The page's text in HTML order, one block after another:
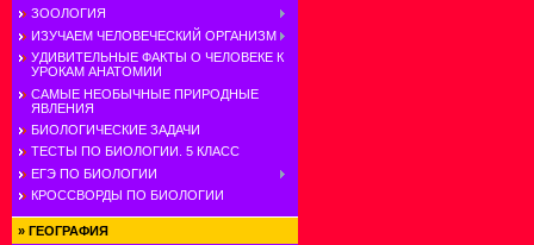
ЗООЛОГИЯ
ИЗУЧАЕМ ЧЕЛОВЕЧЕСКИЙ ОРГАНИЗМ
УДИВИТЕЛЬНЫЕ ФАКТЫ О ЧЕЛОВЕКЕ К
УРОКАМ АНАТОМИИ
САМЫЕ НЕОБЫЧНЫЕ ПРИРОДНЫЕ
ЯВЛЕНИЯ
БИОЛОГИЧЕСКИЕ ЗАДАЧИ
ТЕСТЫ ПО БИОЛОГИИ. 5 КЛАСС
ЕГЭ ПО БИОЛОГИИ
КРОССВОРДЫ ПО БИОЛОГИИ
» ГЕОГРАФИЯ